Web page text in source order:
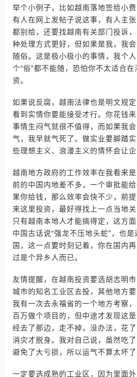
举个小例子，比如越南落地签给小
有人在网上发帖子说这事，有人主
都别给，还要找越南有关部门投诉
种处理方式更好，但如果是我，我
随俗。这是极小极小的事情，我个
个“俗”都不能随，恐怕你不太适合
资。
如果说反腐，越南法律也是明文规
看到实情你要能接受才行。你花钱
事情生闷气就很不值得，而如果我
气，我早就气死了。做实业要脚踏
些理想主义、浪漫主义的情怀会让企
越南地方政府的工作效率在我看来
前的中国内地差不多，一个审批能
果你给钱，那么效率会快不少，前提
来这里投资，最好得找上一点当地
只有越南本地人才能搞得定，这方
中国古话说“强龙不压地头蛇”，也
国，这一点要时刻记着，你在国内
过是个异乡人而已。
友情提醒，在越南投资要选胡志明
城市的知名工业区去投，其他地方要
我有一次去永福省的一个地方考察
百万做个项目的，但中途才发现这
经去了那边，走不掉，没办法，花
消灾才脱身。我对自己说，虽然吃
避免了大亏损，所以运气不算太坏了
一定要选成熟的工业区，因为里面